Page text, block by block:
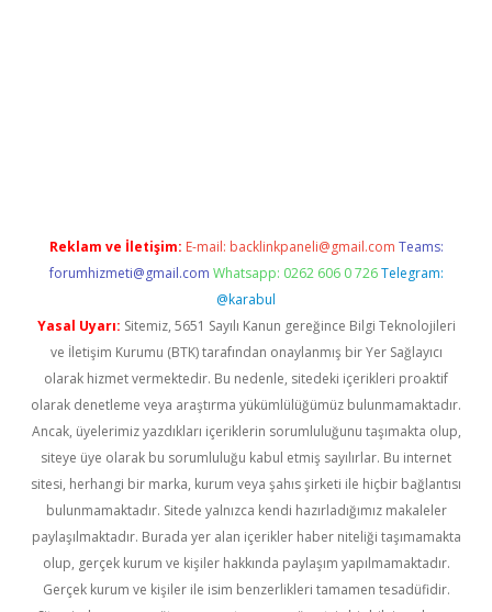
Reklam ve İletişim: E-mail: backlinkpaneli@gmail.com Teams:
forumhizmeti@gmail.com Whatsapp: 0262 606 0 726 Telegram:
@karabul
Yasal Uyarı: Sitemiz, 5651 Sayılı Kanun gereğince Bilgi Teknolojileri
ve İletişim Kurumu (BTK) tarafından onaylanmış bir Yer Sağlayıcı
olarak hizmet vermektedir. Bu nedenle, sitedeki içerikleri proaktif
olarak denetleme veya araştırma yükümlülüğümüz bulunmamaktadır.
Ancak, üyelerimiz yazdıkları içeriklerin sorumluluğunu taşımakta olup,
siteye üye olarak bu sorumluluğu kabul etmiş sayılırlar. Bu internet
sitesi, herhangi bir marka, kurum veya şahıs şirketi ile hiçbir bağlantısı
bulunmamaktadır. Sitede yalnızca kendi hazırladığımız makaleler
paylaşılmaktadır. Burada yer alan içerikler haber niteliği taşımamakta
olup, gerçek kurum ve kişiler hakkında paylaşım yapılmamaktadır.
Gerçek kurum ve kişiler ile isim benzerlikleri tamamen tesadüfidir.